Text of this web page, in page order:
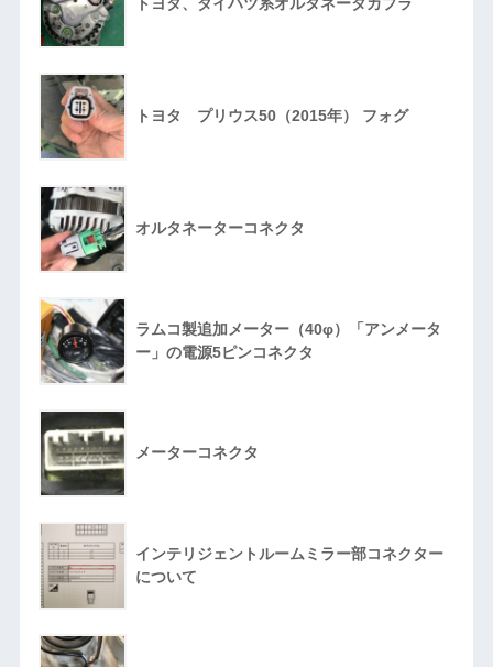
トヨタ プリウス50（2015年） フォグ
オルタネーターコネクタ
ラムコ製追加メーター（40φ）「アンメータ
ー」の電源5ピンコネクタ
メーターコネクタ
インテリジェントルームミラー部コネクター
について